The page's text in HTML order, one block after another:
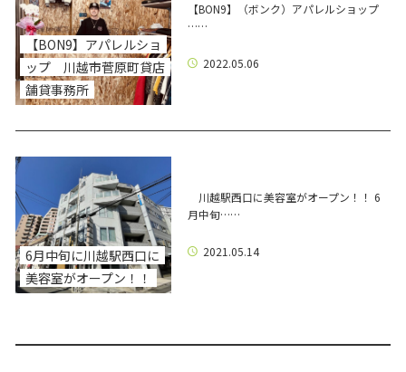
【BON9】アパレルショ
ップ 川越市菅原町貸店
舗貸事務所
【BON9】（ボンク）アパレルショップ
……
2022.05.06
6月中旬に川越駅西口に
美容室がオープン！！
川越駅西口に美容室がオープン！！ 6
月中旬……
2021.05.14